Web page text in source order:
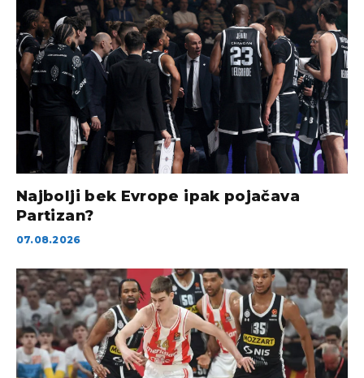
Najbolji bek Evrope ipak pojačava
Partizan?
07.08.2026